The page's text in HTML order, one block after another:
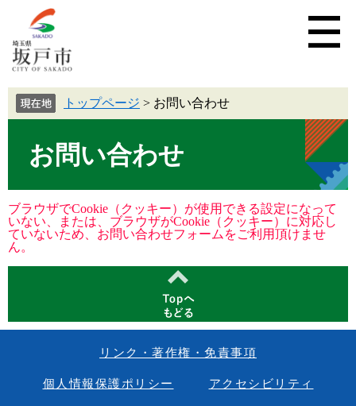
トップページ > お問い合わせ
お問い合わせ
ブラウザでCookie（クッキー）が使用できる設定になって
いない、または、ブラウザがCookie（クッキー）に対応し
ていないため、お問い合わせフォームをご利用頂けませ
ん。
リンク・著作権・免責事項
個人情報保護ポリシー アクセシビリティ